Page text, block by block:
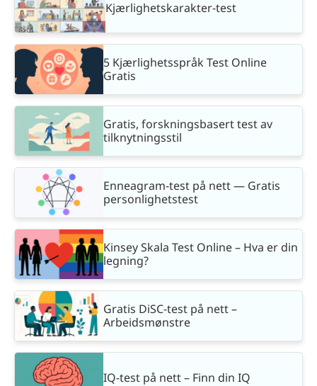
Kjærlighetskarakter-test
5 Kjærlighetsspråk Test Online
Gratis
Gratis, forskningsbasert test av
tilknytningsstil
Enneagram-test på nett — Gratis
personlighetstest
Kinsey Skala Test Online – Hva er din
legning?
Gratis DiSC-test på nett –
Arbeidsmønstre
IQ-test på nett – Finn din IQ